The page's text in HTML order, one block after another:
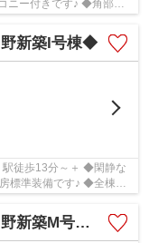
ニー付きです♪ ◆角部屋
新築I号棟◆
分～＋ ◆閑静な
標準装備です♪ ◆全棟土
築M号棟◆